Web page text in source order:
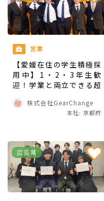
職種
SNS運用・マーケテ
報酬形態
時給
営業
【愛媛在住の学生積極採
用中】1・2・3年生歓
迎！学業と両立できる超
株式会社GearChange
本社: 京都府
広島県